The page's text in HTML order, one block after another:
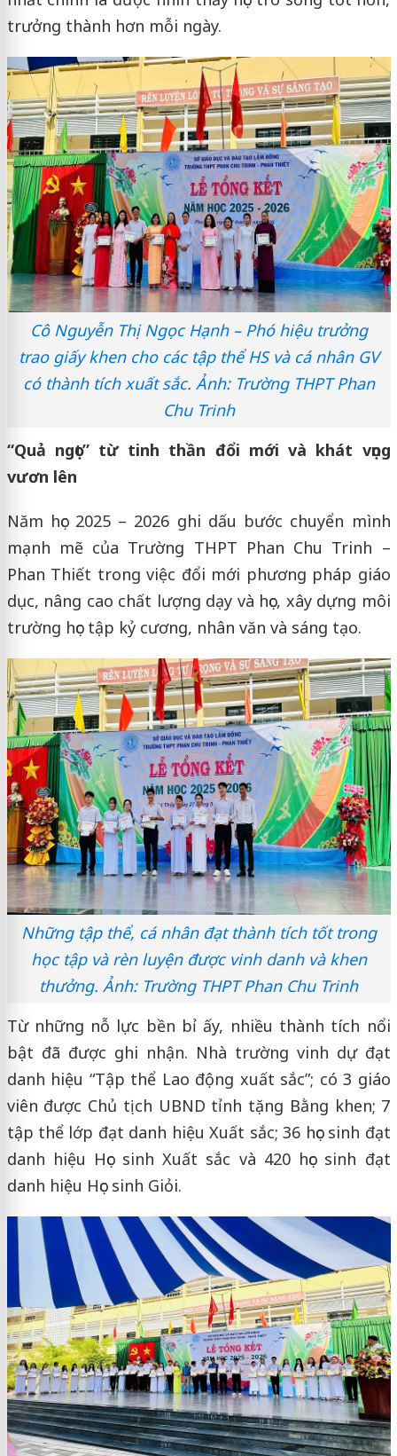
trưởng thành hơn mỗi ngày.
Cô Nguyễn Thị Ngọc Hạnh – Phó hiệu trưởng
trao giấy khen cho các tập thể HS và cá nhân GV
có thành tích xuất sắc. Ảnh: Trường THPT Phan
Chu Trinh
“Quả ngọt” từ tinh thần đổi mới và khát vọng
vươn lên
Năm học 2025 – 2026 ghi dấu bước chuyển mình
mạnh mẽ của Trường THPT Phan Chu Trinh –
Phan Thiết trong việc đổi mới phương pháp giáo
dục, nâng cao chất lượng dạy và học, xây dựng môi
trường học tập kỷ cương, nhân văn và sáng tạo.
Những tập thể, cá nhân đạt thành tích tốt trong
học tập và rèn luyện được vinh danh và khen
thưởng. Ảnh: Trường THPT Phan Chu Trinh
Từ những nỗ lực bền bỉ ấy, nhiều thành tích nổi
bật đã được ghi nhận. Nhà trường vinh dự đạt
danh hiệu “Tập thể Lao động xuất sắc”; có 3 giáo
viên được Chủ tịch UBND tỉnh tặng Bằng khen; 7
tập thể lớp đạt danh hiệu Xuất sắc; 36 học sinh đạt
danh hiệu Học sinh Xuất sắc và 420 học sinh đạt
danh hiệu Học sinh Giỏi.